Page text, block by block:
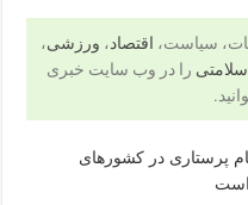
سیاست، اقتصاد، ورزشی،
سلامتی را در وب سایت خبری
پرستاری در کشورهای
است